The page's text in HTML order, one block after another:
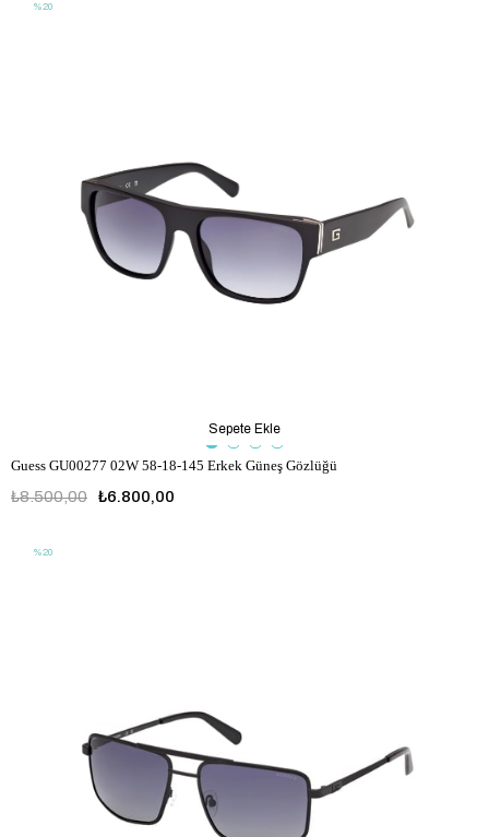
Guess GU00277 02W 58-18-145 Erkek Güneş Gözlüğü
₺6.800,00
₺8.500,00
Sepete Ekle
%20
%20